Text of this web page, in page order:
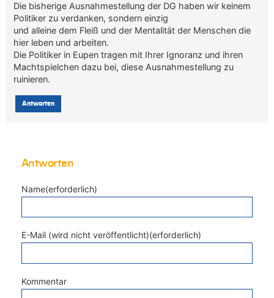
Die bisherige Ausnahmestellung der DG haben wir keinem
Politiker zu verdanken, sondern einzig
und alleine dem Fleiß und der Mentalität der Menschen die
hier leben und arbeiten.
Die Politiker in Eupen tragen mit Ihrer Ignoranz und ihren
Machtspielchen dazu bei, diese Ausnahmestellung zu
ruinieren.
Antworten
Antworten
Name(erforderlich)
E-Mail (wird nicht veröffentlicht)(erforderlich)
Kommentar